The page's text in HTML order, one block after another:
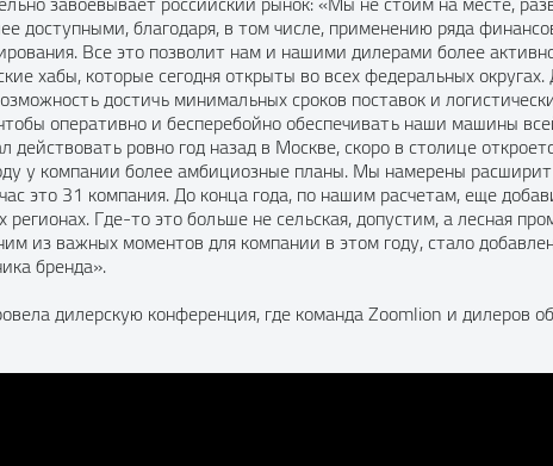
доступными, благодаря, в том числе, применению ряда
Все это позволит нам и нашими дилерами более
хабы, которые сегодня открыты во всех федеральных
достичь минимальных сроков поставок и
оперативно и бесперебойно обеспечивать наши машины
действовать ровно год назад в Москве, скоро в столице
у компании более амбициозные планы. Мы намерены
это 31 компания. До конца года, по нашим расчетам, еще
Где-то это больше не сельская, допустим, а лесная
из важных моментов для компании в этом году, стало
бренда».
дилерскую конференция, где команда Zoomlion и дилеров